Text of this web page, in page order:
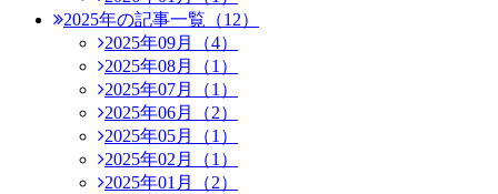
2025年の記事一覧（12）
2025年09月（4）
2025年08月（1）
2025年07月（1）
2025年06月（2）
2025年05月（1）
2025年02月（1）
2025年01月（2）